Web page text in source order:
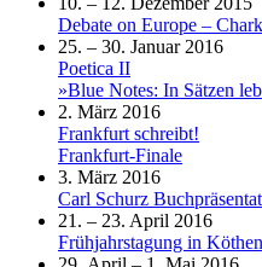
Debate on Europe –
25. – 30. Januar 2016
Poetica II
»Blue Notes: In Sätzen
2. März 2016
Frankfurt schreibt!
Frankfurt-Finale
3. März 2016
Carl Schurz
21. – 23. April 2016
Frühjahrstagung in Köthen